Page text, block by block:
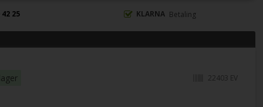
42 25 KLARNA Betaling
22403 EV